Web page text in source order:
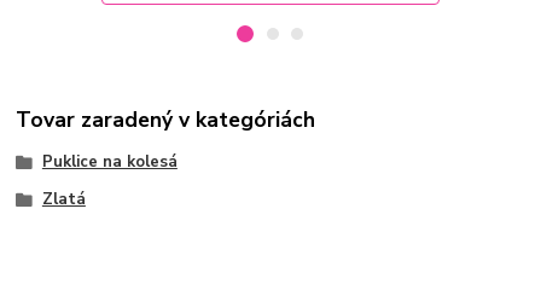
Tovar zaradený v kategóriách
Puklice na kolesá
Zlatá